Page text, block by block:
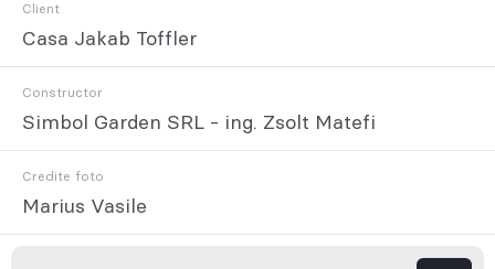
Client
Casa Jakab Toffler
Constructor
Simbol Garden SRL - ing. Zsolt Matefi
Credite foto
Marius Vasile